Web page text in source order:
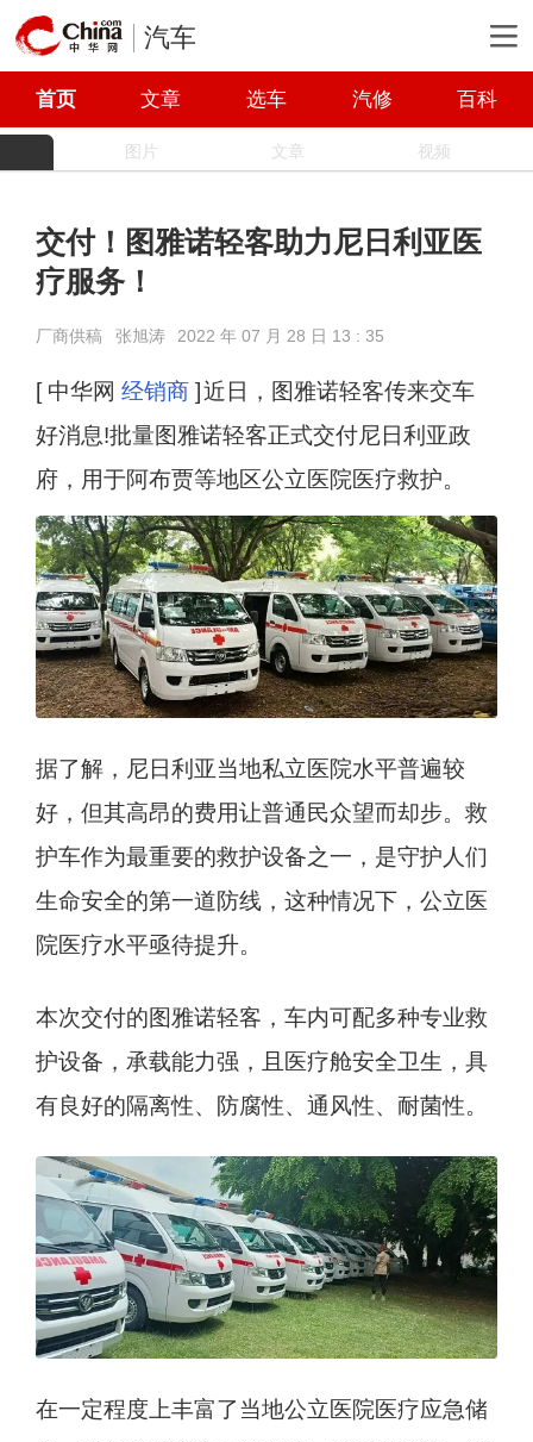
汽车
首页 文章 选车 汽修 百科
图片 文章 视频
交付！图雅诺轻客助力尼日利亚医
疗服务！
厂商供稿 张旭涛 2022 年 07 月 28 日 13 : 35
[ 中华网 经销商] 近日，图雅诺轻客传来交车
好消息!批量图雅诺轻客正式交付尼日利亚政
府，用于阿布贾等地区公立医院医疗救护。
据了解，尼日利亚当地私立医院水平普遍较
好，但其高昂的费用让普通民众望而却步。救
护车作为最重要的救护设备之一，是守护人们
生命安全的第一道防线，这种情况下，公立医
院医疗水平亟待提升。
本次交付的图雅诺轻客，车内可配多种专业救
护设备，承载能力强，且医疗舱安全卫生，具
有良好的隔离性、防腐性、通风性、耐菌性。
在一定程度上丰富了当地公立医院医疗应急储